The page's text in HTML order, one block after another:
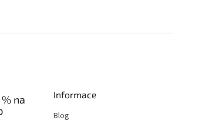
na
Informace
Blog